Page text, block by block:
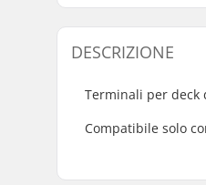
DESCRIZIONE
Terminali per deck
Compatibile solo